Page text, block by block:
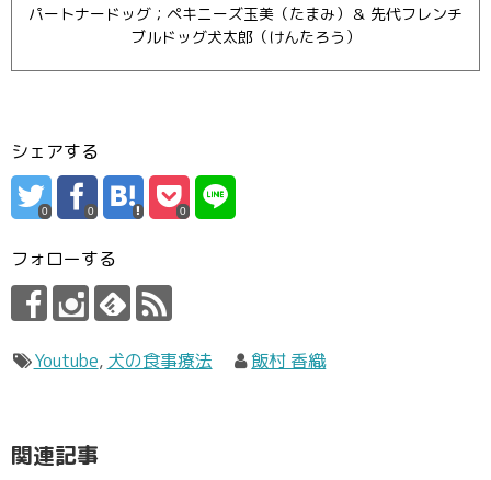
パートナードッグ；ペキニーズ玉美（たまみ）＆ 先代フレンチ
ブルドッグ犬太郎（けんたろう）
シェアする
0 0 0
フォローする
Youtube, 犬の食事療法 飯村 香織
関連記事